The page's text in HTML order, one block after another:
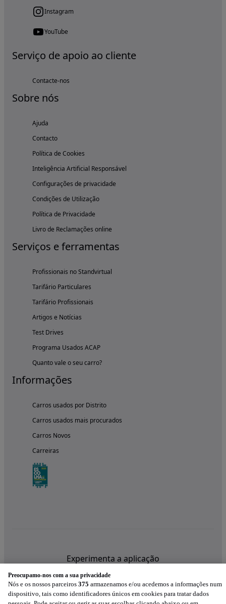
Instagram
YouTube
Serviço de apoio ao cliente
Contacte-nos
Sobre nós
Ajuda
Contacto
Política de Cookies
Inteligência Artificial Responsável
Configurações de privacidade
Condições de Utilização
Política de Privacidade
Livro de Reclamações online
Serviços e ferramentas
Profissionais no Standvirtual
Tarifário Particulares
Tarifário Profissionais
Artigos e Notícias
Test Drives
Programa Usados ACAP
Quanto vale o seu carro?
Informações
Carros usados por Distrito
Carros usados mais procurados
Carros Novos
Carreiras
Experimenta a aplicação
Preocupamo-nos com a sua privacidade
Nós e os nossos parceiros 375 armazenamos e/ou acedemos a informações num
dispositivo, tais como identificadores únicos em cookies para tratar dados